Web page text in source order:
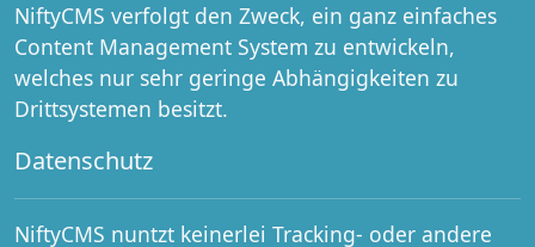
NiftyCMS verfolgt den Zweck, ein ganz einfaches
Content Management System zu entwickeln,
welches nur sehr geringe Abhängigkeiten zu
Drittsystemen besitzt.
Datenschutz
NiftyCMS nuntzt keinerlei Tracking- oder andere